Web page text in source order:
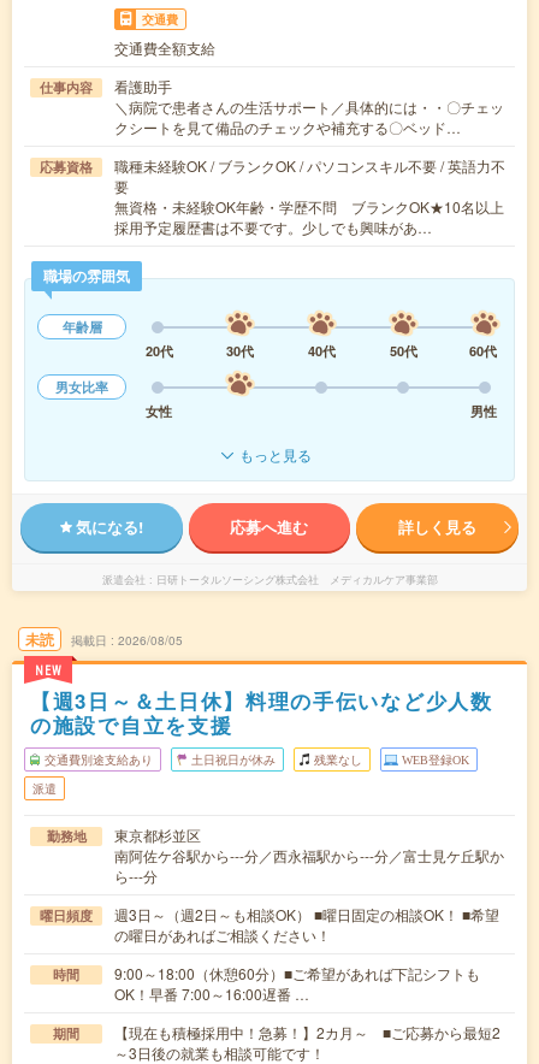
交通費
交通費全額支給
仕事内容
看護助手
＼病院で患者さんの生活サポート／具体的には・・〇チェッ
クシートを見て備品のチェックや補充する〇ベッド…
応募資格
職種未経験OK / ブランクOK / パソコンスキル不要 / 英語力不
要
無資格・未経験OK年齢・学歴不問 ブランクOK★10名以上
採用予定履歴書は不要です。少しでも興味があ…
職場の雰囲気
年齢層
20代
30代 40代 50代
60代
男女比率
女性
男性
もっと見る
気になる! 応募へ進む 詳しく見る
派遣会社 日研トータルソーシング株式会社 メディカルケア事業部
未読
NEW
掲載日 2026/08/05
【週3日～＆土日休】料理の手伝いなど少人数
の施設で自立を支援
交通費別途支給あり 土日祝日が休み 残業なし WEB登録OK
派遣
勤務地
東京都杉並区
南阿佐ケ谷駅から---分／西永福駅から---分／富士見ケ丘駅か
ら---分
曜日頻度
週3日～（週2日～も相談OK） ■曜日固定の相談OK！ ■希望
の曜日があればご相談ください！
時間
9:00～18:00（休憩60分）■ご希望があれば下記シフトも
OK！早番 7:00～16:00遅番 …
期間
【現在も積極採用中！急募！】2カ月～ ■ご応募から最短2
～3日後の就業も相談可能です！